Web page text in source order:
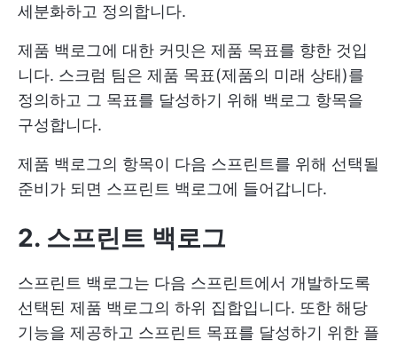
세분화하고 정의합니다.
제품 백로그에 대한 커밋은 제품 목표를 향한 것입
니다. 스크럼 팀은 제품 목표(제품의 미래 상태)를
정의하고 그 목표를 달성하기 위해 백로그 항목을
구성합니다.
제품 백로그의 항목이 다음 스프린트를 위해 선택될
준비가 되면 스프린트 백로그에 들어갑니다.
2. 스프린트 백로그
스프린트 백로그는 다음 스프린트에서 개발하도록
선택된 제품 백로그의 하위 집합입니다. 또한 해당
기능을 제공하고 스프린트 목표를 달성하기 위한 플